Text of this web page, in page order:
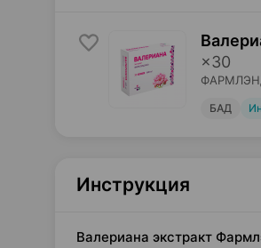
×30
БАД
Инструкция
Валериана экстракт